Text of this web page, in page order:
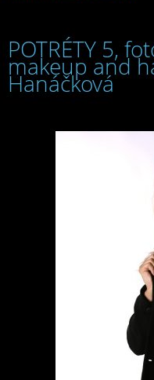
POTRÉTY 5,
makeup and
Hanáčková